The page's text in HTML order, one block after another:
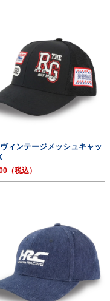
ィンテージメッシュキャッ
（税込）